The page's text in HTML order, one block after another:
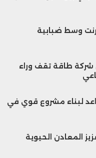
وسط ضبابية
شركة طاقة تقف وراء
لا يحتاج مدينة كبيرة.. 6 قواعد لبناء مشروع قوي في
لتعزيز المعادن الحيوية